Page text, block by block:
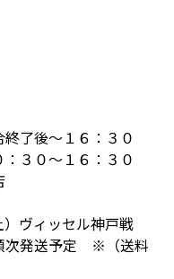
了後～１６：３０
３０～１６：３０
ヴィッセル神戸戦
次発送予定 ※（送料